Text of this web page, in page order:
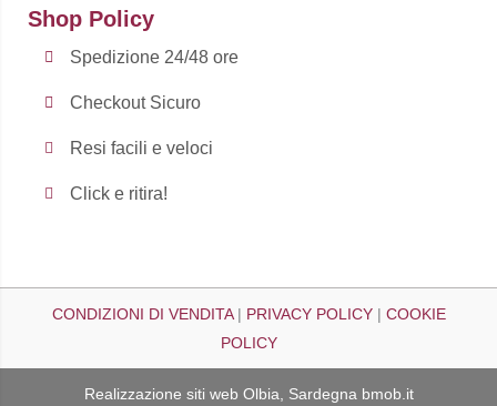
Shop Policy
Spedizione 24/48 ore
Checkout Sicuro
Resi facili e veloci
Click e ritira!
CONDIZIONI DI VENDITA| PRIVACY POLICY| COOKIE
POLICY
Realizzazione siti web Olbia, Sardegna bmob.it